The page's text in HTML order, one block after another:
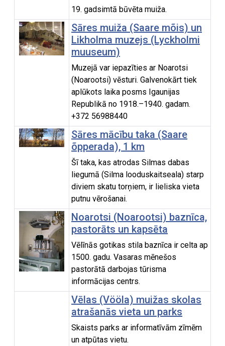
19. gadsimtā būvēta muiža.
Sāres muiža (Saare mõis) un
Likholma muzejs (Lyckholmi
muuseum)
Muzejā var iepazīties ar Noarotsi
(Noarootsi) vēsturi. Galvenokārt tiek
aplūkots laika posms Igaunijas
Republikā no 1918.–1940. gadam.
+372 56988440
Sāres mācību taka (Saare
õpperada), 1 km
Šī taka, kas atrodas Silmas dabas
liegumā (Silma looduskaitseala) starp
diviem skatu torņiem, ir lieliska vieta
putnu vērošanai.
Noarotsi (Noarootsi) baznīca,
pastorāts un kapsēta
Vēlīnās gotikas stila baznīca ir celta ap
1500. gadu. Vasaras mēnešos
pastorātā darbojas tūrisma
informācijas centrs.
Vēlas (Vööla) muižas skolas
atrašanās vieta un parks
Skaists parks ar informatīvām zīmēm
un atpūtas vietu.